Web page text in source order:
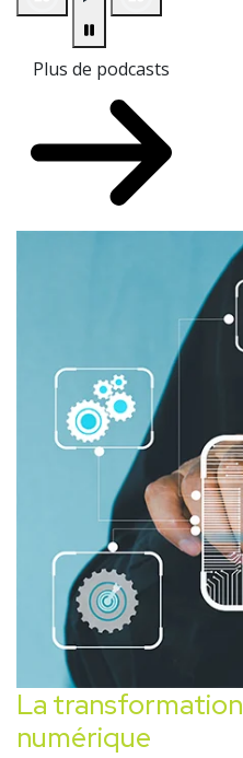
Plus de podcasts
La transformation
numérique